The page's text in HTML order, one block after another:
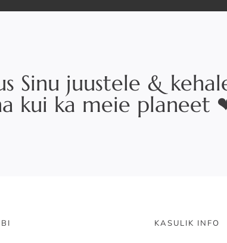
Sinu juustele &
kui ka meie planeet
KASULIK INFO